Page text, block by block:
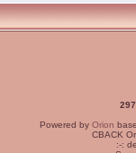
Powered by Orion
CBACK
:-: